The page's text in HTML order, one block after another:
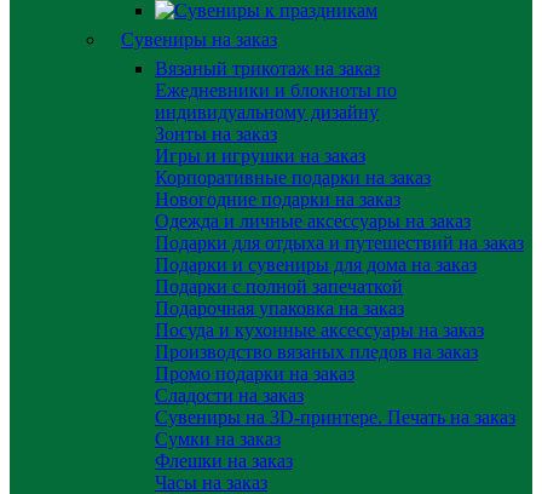
Сувениры на заказ
Вязаный трикотаж на заказ
Ежедневники и блокноты по
индивидуальному дизайну
Зонты на заказ
Игры и игрушки на заказ
Корпоративные подарки на заказ
Новогодние подарки на заказ
Одежда и личные аксессуары на заказ
Подарки для отдыха и путешествий на заказ
Подарки и сувениры для дома на заказ
Подарки с полной запечаткой
Подарочная упаковка на заказ
Посуда и кухонные аксессуары на заказ
Производство вязаных пледов на заказ
Промо подарки на заказ
Сладости на заказ
Сувениры на 3D-принтере. Печать на заказ
Сумки на заказ
Флешки на заказ
Часы на заказ